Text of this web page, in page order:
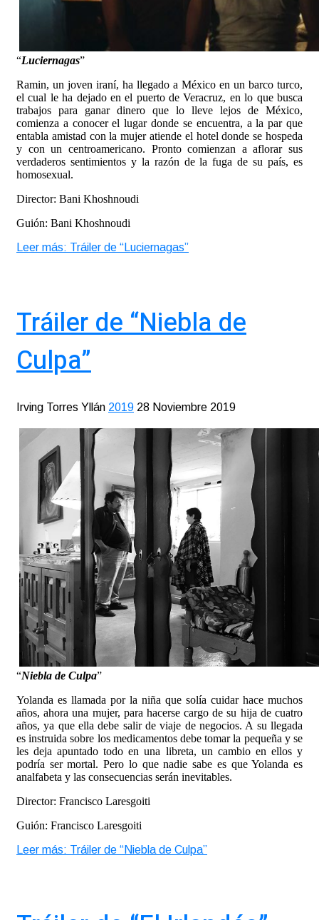
“Luciernagas”
Ramin, un joven iraní, ha llegado a México en un barco turco,
el cual le ha dejado en el puerto de Veracruz, en lo que busca
trabajos para ganar dinero que lo lleve lejos de México,
comienza a conocer el lugar donde se encuentra, a la par que
entabla amistad con la mujer atiende el hotel donde se hospeda
y con un centroamericano. Pronto comienzan a aflorar sus
verdaderos sentimientos y la razón de la fuga de su país, es
homosexual.
Director: Bani Khoshnoudi
Guión: Bani Khoshnoudi
Leer más: Tráiler de “Luciernagas”
Tráiler de “Niebla de
Culpa”
Irving Torres Yllán 2019 28 Noviembre 2019
“Niebla de Culpa”
Yolanda es llamada por la niña que solía cuidar hace muchos
años, ahora una mujer, para hacerse cargo de su hija de cuatro
años, ya que ella debe salir de viaje de negocios. A su llegada
es instruida sobre los medicamentos debe tomar la pequeña y se
les deja apuntado todo en una libreta, un cambio en ellos y
podría ser mortal. Pero lo que nadie sabe es que Yolanda es
analfabeta y las consecuencias serán inevitables.
Director: Francisco Laresgoiti
Guión: Francisco Laresgoiti
Leer más: Tráiler de “Niebla de Culpa”